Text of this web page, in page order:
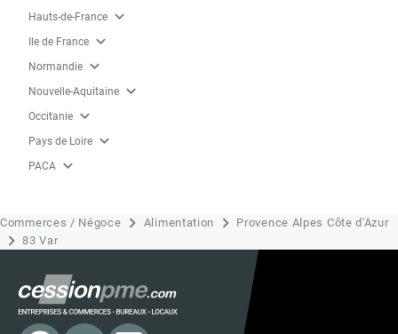
Hauts-de-France expand_more
Ile de France expand_more
Normandie expand_more
Nouvelle-Aquitaine expand_more
Occitanie expand_more
Pays de Loire expand_more
PACA expand_more
Commerces / Négoce Alimentation
Provence Alpes Côte d'Azur
83 Var